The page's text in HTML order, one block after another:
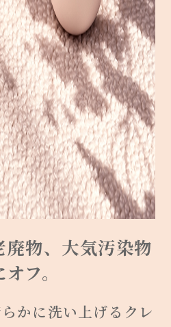
廃物、大気汚染物
フ。
かに洗い上げるクレ